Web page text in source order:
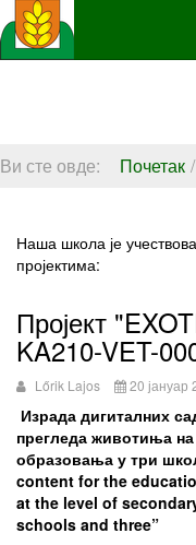
Ви сте овде: Почетак
Наша школа је
пројектима:
Пројект
KA210-VET-
Lőrik Lajos 20 јануар
Израда дигиталних
прегледа животиња
образовања у три
content for the
at the level of
schools and three”